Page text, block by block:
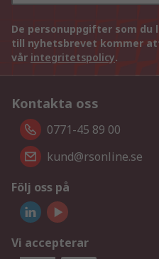
De personuppgifter som du
till nyhetsbrevet kommer
vår integritetspolicy.
Kontakta oss
0771-45 89 00
kund@rsonline.se
Följ oss på
Vi accepterar